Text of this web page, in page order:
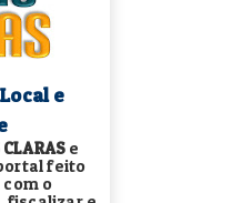
e
e
feito
o